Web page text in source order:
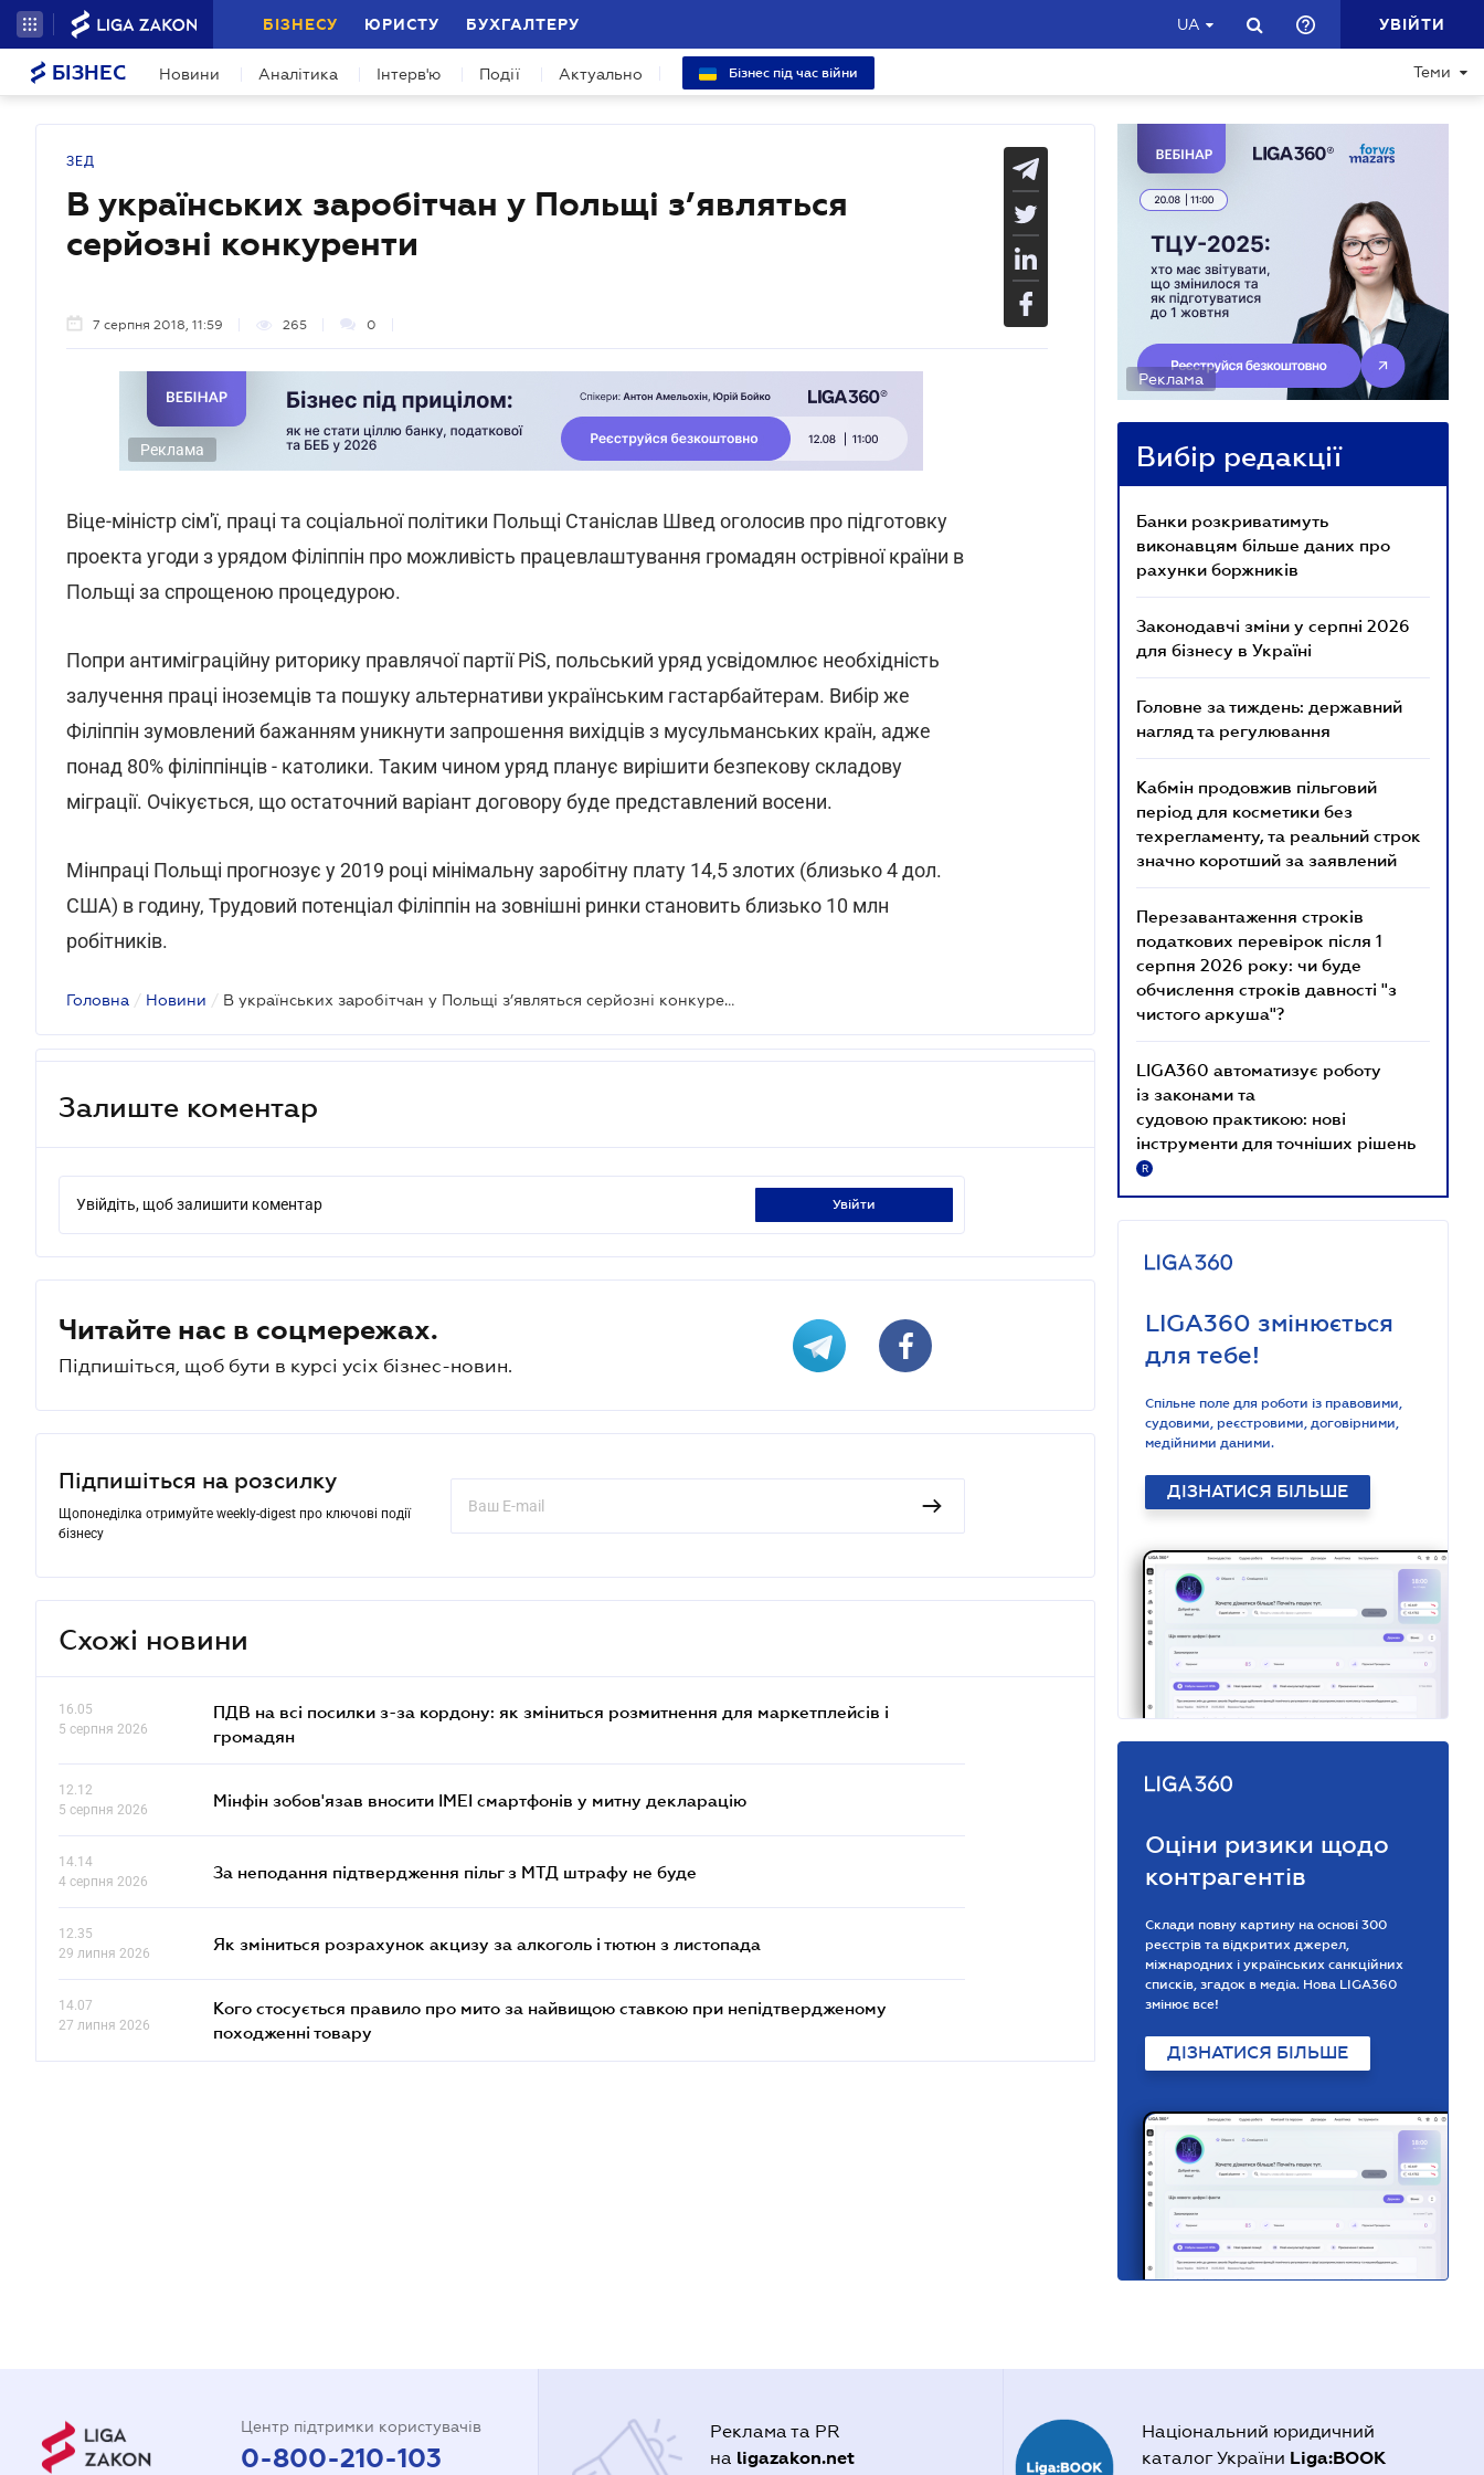
БІЗНЕСУ ЮРИСТУ БУХГАЛТЕРУ UA УВІЙТИ
БІЗНЕС Новини Аналітика Інтерв'ю Події Актуально Бізнес під час війни Теми
ЗЕД
В українських заробітчан у Польщі з’являться
серйозні конкуренти
7 серпня 2018, 11:59 265 0
Реклама
Віце-міністр сім'ї, праці та соціальної політики Польщі Станіслав Швед оголосив про підготовку
проекта угоди з урядом Філіппін про можливість працевлаштування громадян острівної країни в
Польщі за спрощеною процедурою.
Попри антиміграційну риторику правлячої партії PiS, польський уряд усвідомлює необхідність
залучення праці іноземців та пошуку альтернативи українським гастарбайтерам. Вибір же
Філіппін зумовлений бажанням уникнути запрошення вихідців з мусульманських країн, адже
понад 80% філіппінців - католики. Таким чином уряд планує вирішити безпекову складову
міграції. Очікується, що остаточний варіант договору буде представлений восени.
Мінпраці Польщі прогнозує у 2019 році мінімальну заробітну плату 14,5 злотих (близько 4 дол.
США) в годину, Трудовий потенціал Філіппін на зовнішні ринки становить близько 10 млн
робітників.
Головна / Новини / В українських заробітчан у Польщі з’являться серйозні конкуренти
Залиште коментар
Увійдіть, щоб залишити коментар увійти
Читайте нас в соцмережах.
Підпишіться, щоб бути в курсі усіх бізнес-новин.
Підпишіться на розсилку
Щопонеділка отримуйте weekly-digest про ключові події
бізнесу
Схожі новини
16.05
5 серпня 2026
ПДВ на всі посилки з-за кордону: як зміниться розмитнення для маркетплейсів і
громадян
12.12
5 серпня 2026
Мінфін зобов'язав вносити IMEI смартфонів у митну декларацію
14.14
4 серпня 2026
За неподання підтвердження пільг з МТД штрафу не буде
12.35
29 липня 2026
Як зміниться розрахунок акцизу за алкоголь і тютюн з листопада
14.07
27 липня 2026
Кого стосується правило про мито за найвищою ставкою при непідтвердженому
походженні товару
Реклама
Вибір редакції
Банки розкриватимуть
виконавцям більше даних про
рахунки боржників
Законодавчі зміни у серпні 2026
для бізнесу в Україні
Головне за тиждень: державний
нагляд та регулювання
Кабмін продовжив пільговий
період для косметики без
техрегламенту, та реальний строк
значно коротший за заявлений
Перезавантаження строків
податкових перевірок після 1
серпня 2026 року: чи буде
обчислення строків давності "з
чистого аркуша"?
LIGA360 автоматизує роботу
із законами та
судовою практикою: нові
інструменти для точніших рішень
R
LIGA360 змінюється
для тебе!
Спільне поле для роботи із правовими,
судовими, реєстровими, договірними,
медійними даними.
ДІЗНАТИСЯ БІЛЬШЕ
Оціни ризики щодо
контрагентів
Склади повну картину на основі 300
реєстрів та відкритих джерел,
міжнародних і українських санкційних
списків, згадок в медіа. Нова LIGA360
змінює все!
ДІЗНАТИСЯ БІЛЬШЕ
Центр підтримки користувачів
0-800-210-103
Реклама та PR
на ligazakon.net
Національний юридичний
каталог України Liga:BOOK